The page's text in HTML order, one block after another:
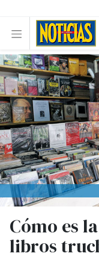
Cómo es
libros